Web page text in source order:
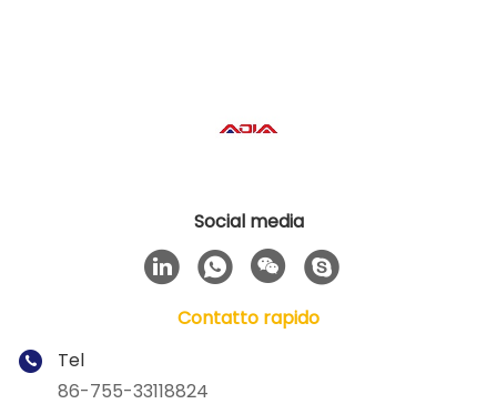
Social media
Contatto rapido
Tel
86-755-33118824